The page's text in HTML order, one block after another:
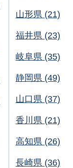
山形県 (21)
福井県 (23)
岐阜県 (35)
静岡県 (49)
山口県 (37)
香川県 (21)
高知県 (26)
長崎県 (36)